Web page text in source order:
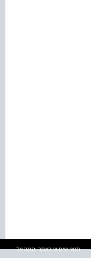
תנאי שימוש באתר והגנה על